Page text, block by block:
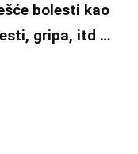
bolesti kao
gripa, itd …